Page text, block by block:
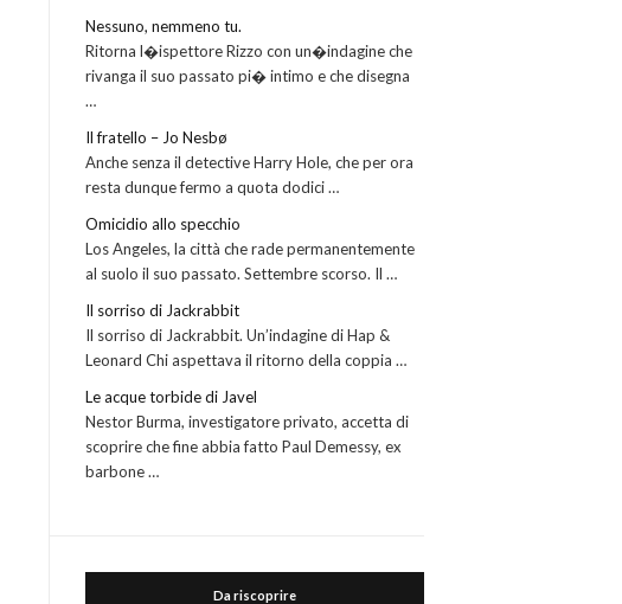
Nessuno, nemmeno tu.
Ritorna l�ispettore Rizzo con un�indagine che
rivanga il suo passato pi� intimo e che disegna
…
Il fratello – Jo Nesbø
Anche senza il detective Harry Hole, che per ora
resta dunque fermo a quota dodici …
Omicidio allo specchio
Los Angeles, la città che rade permanentemente
al suolo il suo passato. Settembre scorso. Il …
Il sorriso di Jackrabbit
Il sorriso di Jackrabbit. Un’indagine di Hap &
Leonard Chi aspettava il ritorno della coppia …
Le acque torbide di Javel
Nestor Burma, investigatore privato, accetta di
scoprire che fine abbia fatto Paul Demessy, ex
barbone …
Da riscoprire